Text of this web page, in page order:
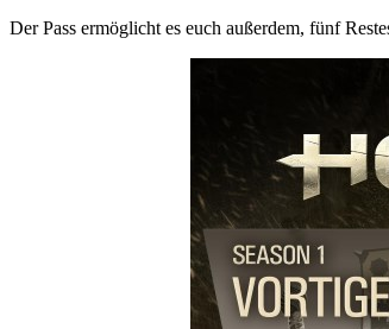
Der Pass ermöglicht es euch außerdem, fünf